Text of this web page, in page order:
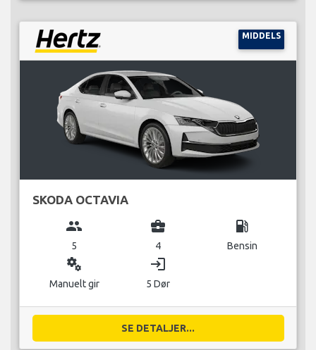
MIDDELS
SKODA OCTAVIA
group
5
business_center
4
local_gas_station
Bensin
miscellaneous_services
Manuelt gir
login
5 Dør
SE DETALJER...